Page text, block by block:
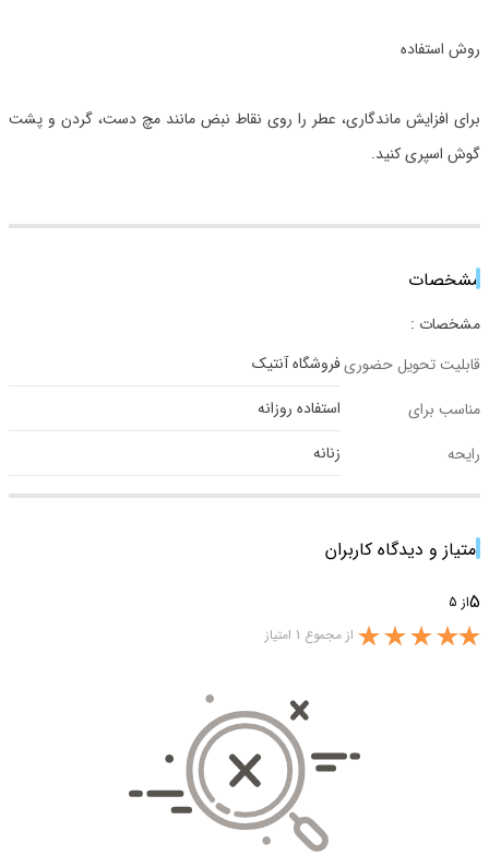
روش استفاده
برای افزایش ماندگاری، عطر را روی نقاط نبض مانند مچ دست، گردن و پشت
گوش اسپری کنید.
مشخصات
مشخصات :
قابلیت تحویل حضوریفروشگاه آنتیک
مناسب برای
استفاده روزانه
رایحه
زنانه
امتیاز و دیدگاه کاربران
5از 5
از مجموع 1 امتیاز